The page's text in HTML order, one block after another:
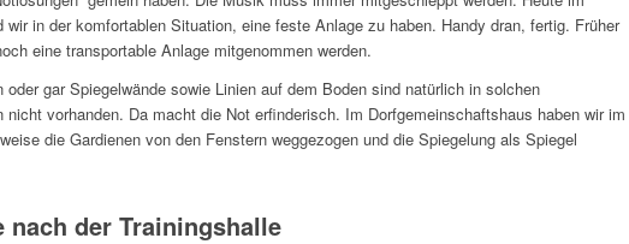
wir in der komfortablen Situation, eine feste Anlage zu haben. Handy dran, fertig. Früher
eine transportable Anlage mitgenommen werden.
oder gar Spiegelwände sowie Linien auf dem Boden sind natürlich in solchen
nicht vorhanden. Da macht die Not erfinderisch. Im Dorfgemeinschaftshaus haben wir im
die Gardienen von den Fenstern weggezogen und die Spiegelung als Spiegel
nach der Trainingshalle